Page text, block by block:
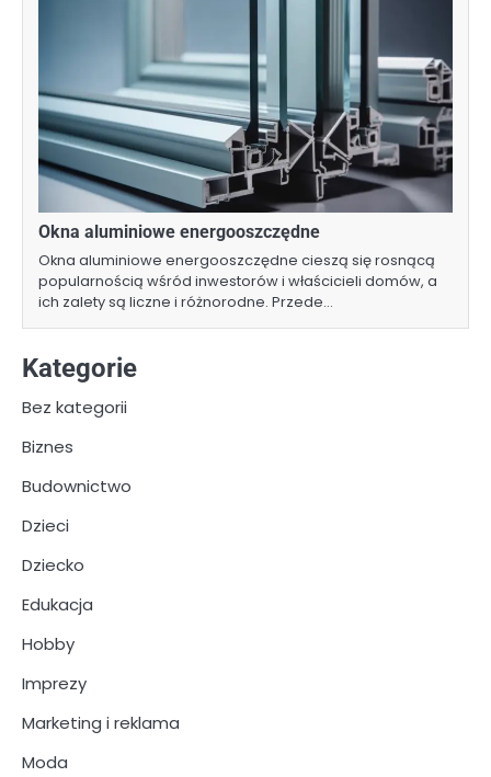
Okna aluminiowe energooszczędne
Okna aluminiowe energooszczędne cieszą się rosnącą
popularnością wśród inwestorów i właścicieli domów, a
ich zalety są liczne i różnorodne. Przede…
Kategorie
Bez kategorii
Biznes
Budownictwo
Dzieci
Dziecko
Edukacja
Hobby
Imprezy
Marketing i reklama
Moda